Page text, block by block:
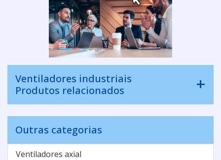
Ventiladores industriais
Produtos relacionados
Outras categorias
Ventiladores axial